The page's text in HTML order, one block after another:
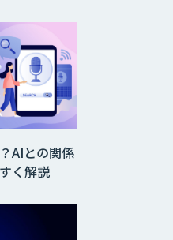
AIとの関係
く解説